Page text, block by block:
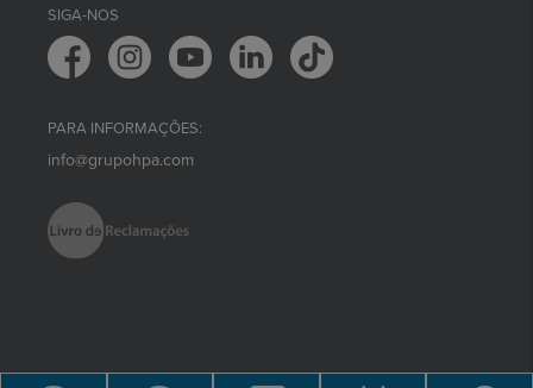
SIGA-NOS
PARA INFORMAÇÕES:
info@grupohpa.com